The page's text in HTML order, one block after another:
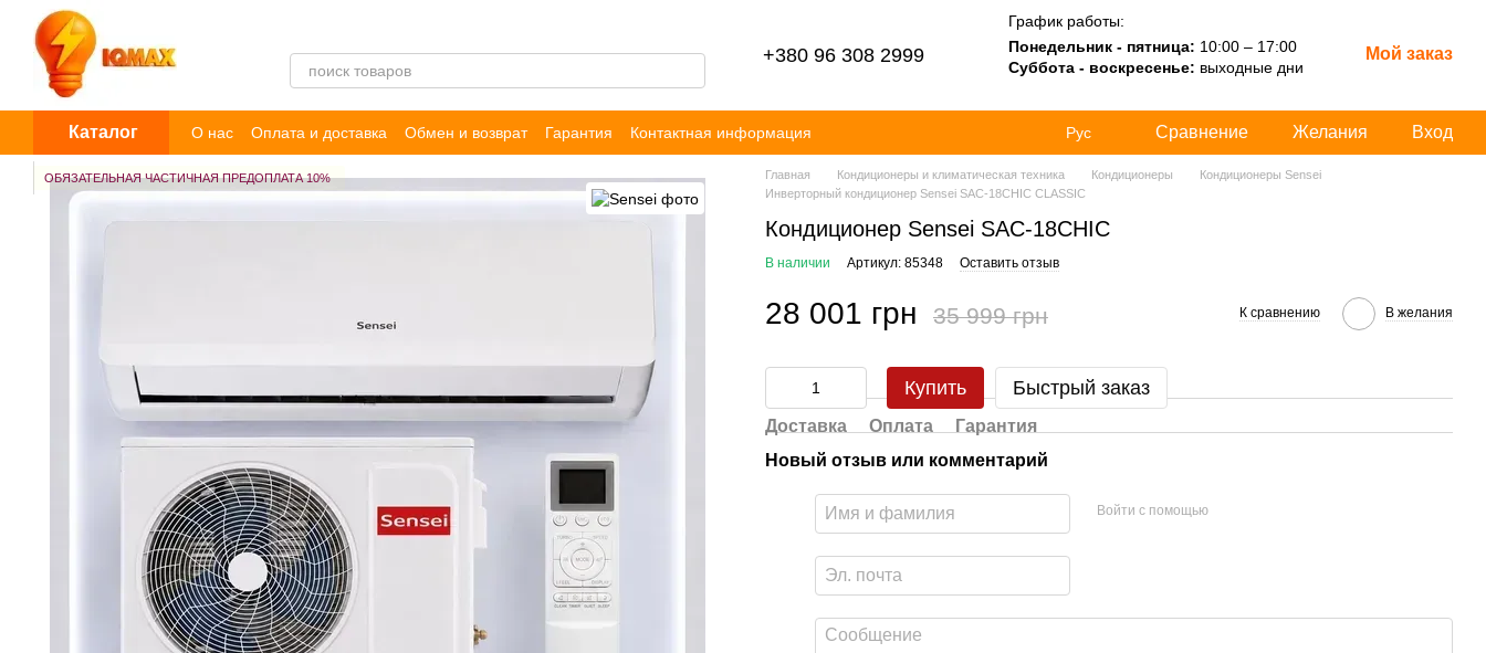
Перейти к основному контенту
+380 96 308 2999
График работы:
Понедельник - пятница: 10:00 – 17:00
Суббота - воскресенье: выходные дни
Мой заказ
Каталог О нас Оплата и доставка Обмен и возврат Гарантия
Контактная информация
Пользовательское соглашение
Договор публичной оферты Блог Отзывы
Рус Сравнение Желания Вход
ОБЯЗАТЕЛЬНАЯ ЧАСТИЧНАЯ ПРЕДОПЛАТА 10% Главная Кондиционеры и климатическая техника Кондиционеры
Кондиционеры Sensei
Инверторный кондиционер Sensei SAC-18CHIC CLASSIC
Кондиционер Sensei SAC-18CHIC
В наличии Артикул: 85348 Оставить отзыв
28 001 грн 35 999 грн К сравнению В желания
Купить Быстрый заказ
Доставка Оплата
Гарантия
Новый отзыв или комментарий
Войти с помощью